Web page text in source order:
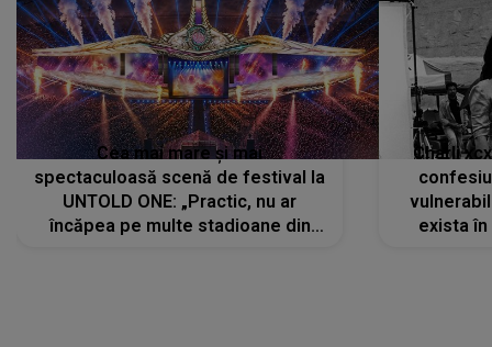
Cea mai mare și mai
spectaculoasă scenă de festival la
UNTOLD ONE: „Practic, nu ar
încăpea pe multe stadioane din
Charli
exista